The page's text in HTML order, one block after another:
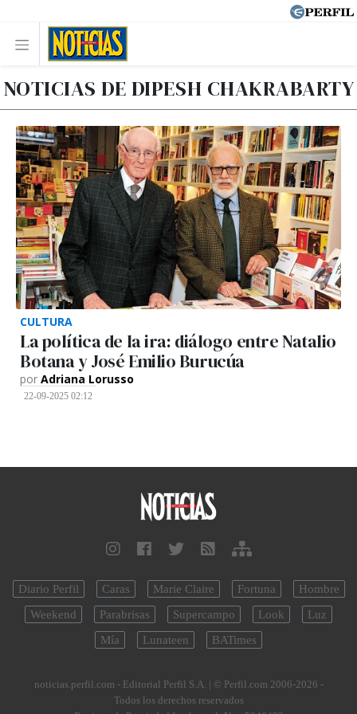
NOTICIAS DE DIPESH CHAKRABARTY
CULTURA
La política de la ira: diálogo entre Natalio
Botana y José Emilio Burucúa
por Adriana Lorusso
22-09-2025 02:12
Diario Perfil Caras Marie Claire Fortuna
Hombre
Weekend
Parabrisas Supercampo Look
Luz
Mía
Lunateen BATimes
noticias.perfil.com - Editorial Perfil S.A. | © Perfil.com 2006-2026 -
Todos los derechos reservados